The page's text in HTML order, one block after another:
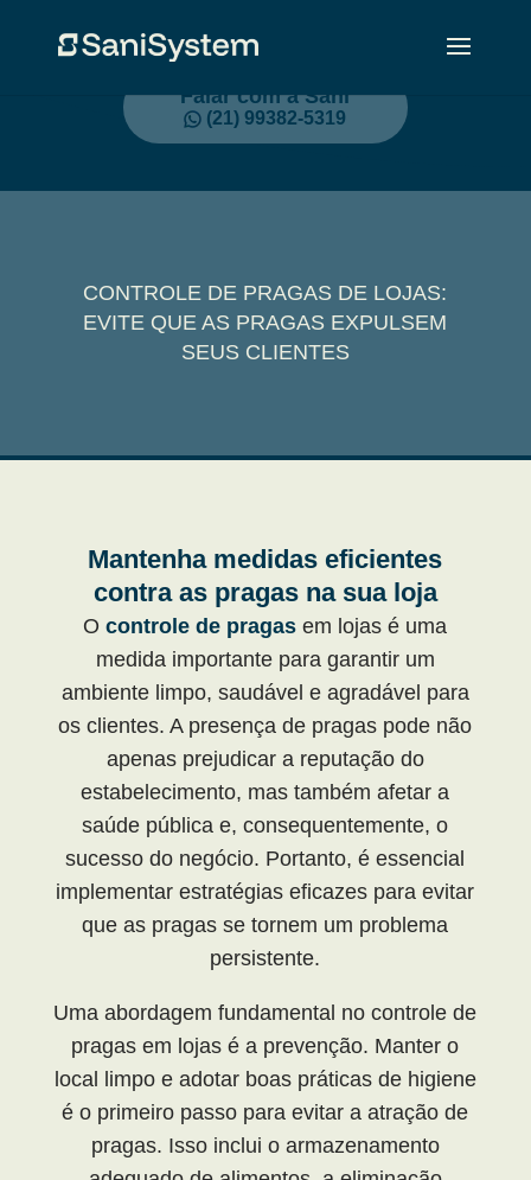
Falar com a Sani
(21) 99382-5319
CONTROLE DE PRAGAS DE LOJAS:
EVITE QUE AS PRAGAS EXPULSEM
SEUS CLIENTES
Mantenha medidas eficientes
contra as pragas na sua loja
Ocontrole de pragas em lojas é uma
medida importante para garantir um
ambiente limpo, saudável e agradável para
os clientes. A presença de pragas pode não
apenas prejudicar a reputação do
estabelecimento, mas também afetar a
saúde pública e, consequentemente, o
sucesso do negócio. Portanto, é essencial
implementar estratégias eficazes para evitar
que as pragas se tornem um problema
persistente.
Uma abordagem fundamental no controle de
pragas em lojas é a prevenção. Manter o
local limpo e adotar boas práticas de higiene
é o primeiro passo para evitar a atração de
pragas. Isso inclui o armazenamento